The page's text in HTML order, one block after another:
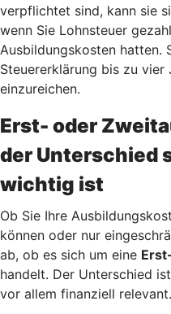
verpflichtet sind, kann sie
wenn Sie Lohnsteuer
Ausbildungskosten hatten.
Steuererklärung bis zu vier
einzureichen.
Erst- oder
der Unterschied
wichtig ist
Ob Sie Ihre
können oder nur
ab, ob es sich um eine
handelt. Der Unterschied
vor allem finanziell relevant.